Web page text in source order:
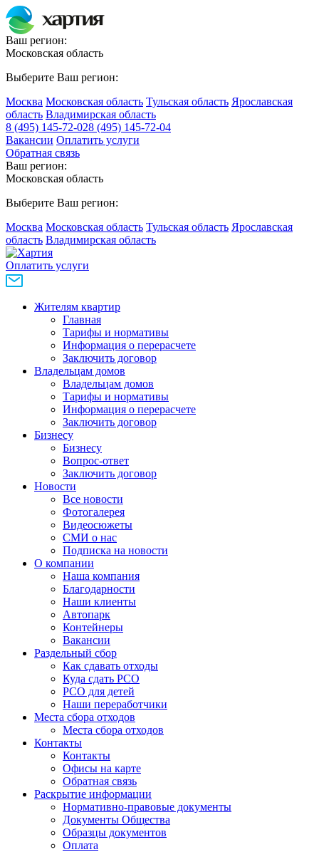
Ваш регион:
Московская область
Выберите Ваш регион:
Москва Московская область Тульская область Ярославская
область Владимирская область
8 (495) 145-72-028 (495) 145-72-04
Вакансии Оплатить услуги
Обратная связь
Ваш регион:
Московская область
Выберите Ваш регион:
Москва Московская область Тульская область Ярославская
область Владимирская область
Оплатить услуги
Жителям квартир
Главная
Тарифы и нормативы
Информация о перерасчете
Заключить договор
Владельцам домов
Владельцам домов
Тарифы и нормативы
Информация о перерасчете
Заключить договор
Бизнесу
Бизнесу
Вопрос-ответ
Заключить договор
Новости
Все новости
Фотогалерея
Видеосюжеты
СМИ о нас
Подписка на новости
О компании
Наша компания
Благодарности
Наши клиенты
Автопарк
Контейнеры
Вакансии
Раздельный сбор
Как сдавать отходы
Куда сдать РСО
РСО для детей
Наши переработчики
Места сбора отходов
Места сбора отходов
Контакты
Контакты
Офисы на карте
Обратная связь
Раскрытие информации
Нормативно-правовые документы
Документы Общества
Образцы документов
Оплата